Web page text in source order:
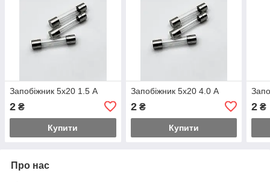
Запобіжник 5х20 1.5 А
2 ₴
Купити
Запобіжник 5х20 4.0 А
2₴
Купити
2 ₴
Про нас